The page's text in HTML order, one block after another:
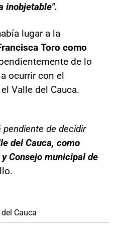
inobjetable".
lugar a la
Toro como
de lo
ocurrir con el
Valle del Cauca.
de decidir
del Cauca, como
Consejo municipal de
Cauca